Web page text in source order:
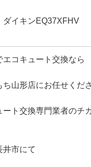
ダイキンEQ37XFHV
エコキュート交換なら
ち山形店にお任せくださ
ート交換専門業者のチ
井市にて